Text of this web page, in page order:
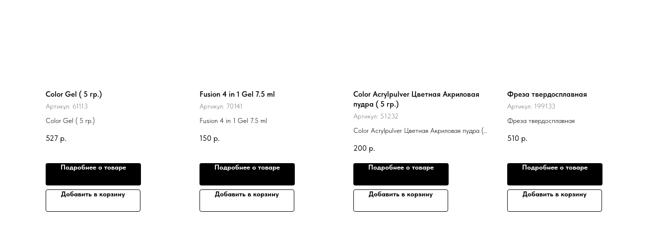
Color Gel ( 5 гр.)
Артикул: 61113
Color Gel ( 5 гр.)
527 р.
Подробнее о товаре
Добавить в корзину
Fusion 4 in 1 Gel 7.5 ml
Артикул: 70141
Fusion 4 in 1 Gel 7.5 ml
150 р.
Подробнее о товаре
Добавить в корзину
Color Acrylpulver Цветная Акриловая
пудра ( 5 гр.)
Артикул: 51232
Color Acrylpulver Цветная Акриловая пудра (
200 р.
Подробнее о товаре
Добавить в корзину
Фреза твердосплавная
Артикул: 199133
Фреза твердосплавная
510 р.
Подробнее о товаре
Добавить в корзину